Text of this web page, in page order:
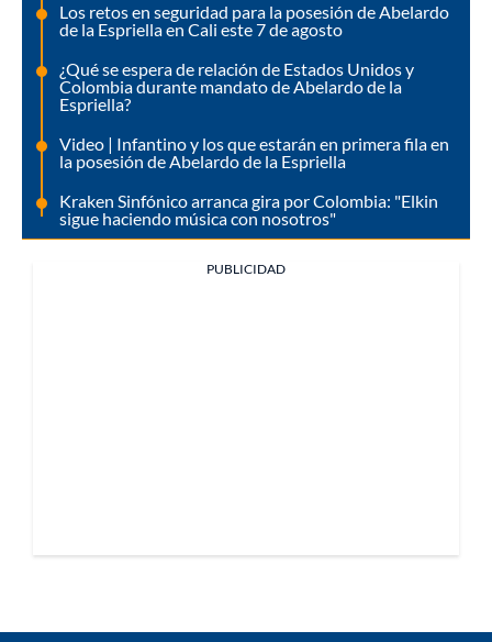
Los retos en seguridad para la posesión de Abelardo
de la Espriella en Cali este 7 de agosto
¿Qué se espera de relación de Estados Unidos y
Colombia durante mandato de Abelardo de la
Espriella?
Video | Infantino y los que estarán en primera fila en
la posesión de Abelardo de la Espriella
Kraken Sinfónico arranca gira por Colombia: "Elkin
sigue haciendo música con nosotros"
PUBLICIDAD